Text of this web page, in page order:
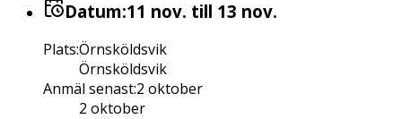
Datum:11 nov. till 13 nov.
Plats:Örnsköldsvik
Örnsköldsvik
Anmäl senast:2 oktober
2 oktober